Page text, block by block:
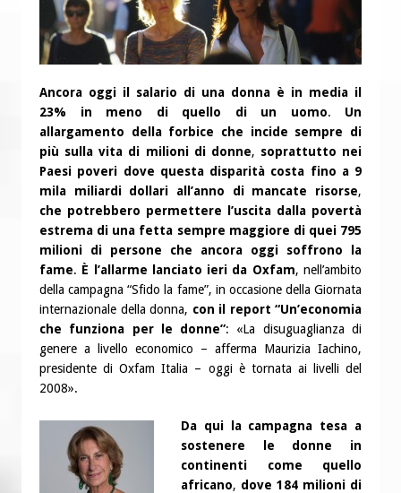
Ancora oggi il salario di una donna è in media il
23% in meno di quello di un uomo. Un
allargamento della forbice che incide sempre di
più sulla vita di milioni di donne, soprattutto nei
Paesi poveri dove questa disparità costa fino a 9
mila miliardi dollari all’anno di mancate risorse,
che potrebbero permettere l’uscita dalla povertà
estrema di una fetta sempre maggiore di quei 795
milioni di persone che ancora oggi soffrono la
fame. È l’allarme lanciato ieri da Oxfam, nell’ambito
della campagna “Sfido la fame”, in occasione della Giornata
internazionale della donna, con il report “Un’economia
che funziona per le donne”: «La disuguaglianza di
genere a livello economico – afferma Maurizia Iachino,
presidente di Oxfam Italia – oggi è tornata ai livelli del
2008».
Da qui la campagna tesa a
sostenere le donne in
continenti come quello
africano, dove 184 milioni di